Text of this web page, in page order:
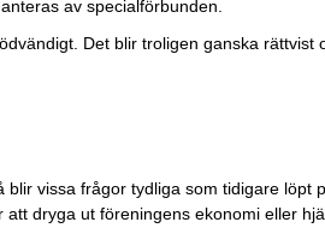
av specialförbunden.
Det blir troligen ganska rättvist
vissa frågor tydliga som tidigare löpt
dryga ut föreningens ekonomi eller